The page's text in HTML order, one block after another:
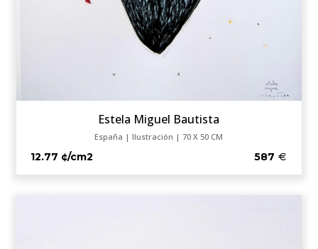
Estela Miguel Bautista
España | Ilustración | 70 X 50 CM
12.77 ¢/cm2 587